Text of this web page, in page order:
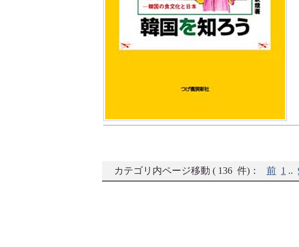
カテゴリ内ページ移動 ( 136 件)： 前 1 ..